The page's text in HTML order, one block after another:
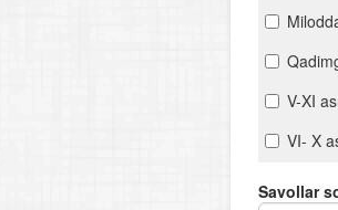
V-XI
VI- X
O‘rta
Savollar